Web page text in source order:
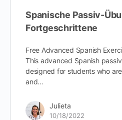
Spanische Passiv-
Fortgeschrittene
Free Advanced Spanish
This advanced Spanish
designed for students who
and…
Julieta
10/18/2022